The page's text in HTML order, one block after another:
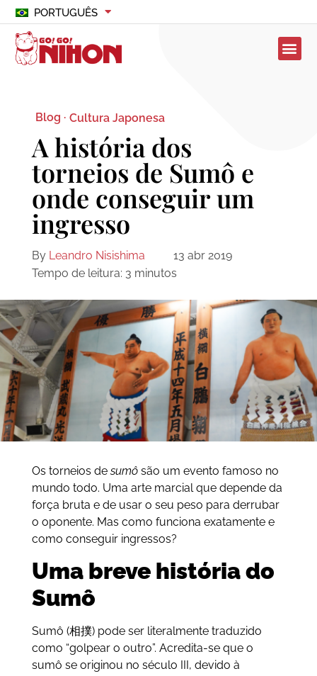
PORTUGUÊS
Blog · Cultura Japonesa
A história dos
torneios de Sumô e
onde conseguir um
ingresso
By Leandro Nisishima
13 abr 2019
Tempo de leitura: 3 minutos
Os torneios desumôsão um evento famoso no
mundo todo. Uma arte marcial que depende da
força bruta e de usar o seu peso para derrubar
o oponente. Mas como funciona exatamente e
como conseguir ingressos?
Uma breve história do
Sumô
Sumô (相撲) pode ser literalmente traduzido
como “golpear o outro”. Acredita-se que o
sumô se originou no século III, devido à